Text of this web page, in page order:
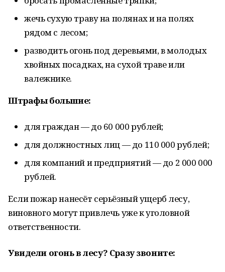
жечь сухую траву на полянах и на полях
рядом с лесом;
разводить огонь под деревьями, в молодых
хвойных посадках, на сухой траве или
валежнике.
Штрафы большие:
для граждан — до 60 000 рублей;
для должностных лиц — до 110 000 рублей;
для компаний и предприятий — до 2 000 000
рублей.
Если пожар нанесёт серьёзный ущерб лесу,
виновного могут привлечь уже к уголовной
ответственности.
Увидели огонь в лесу? Сразу звоните: